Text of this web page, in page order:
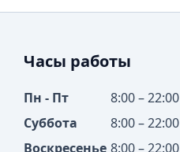
Часы работы
Пн - Пт
8:00 – 22:00
Суббота
8:00 – 22:00
Воскресенье 8:00 – 22:00